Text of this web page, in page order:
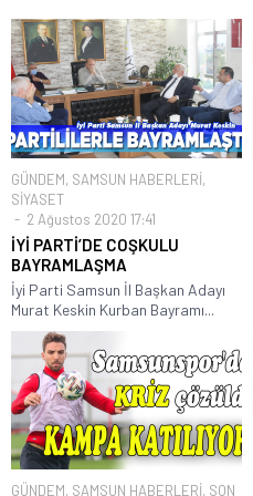
GÜNDEM, SAMSUN HABERLERİ,
SİYASET
2 Ağustos 2020 17:41
İYİ PARTİ’DE COŞKULU
BAYRAMLAŞMA
İyi Parti Samsun İl Başkan Adayı
Murat Keskin Kurban Bayramı...
GÜNDEM, SAMSUN HABERLERİ, SON